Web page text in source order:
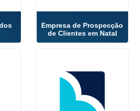
Empresa de Prospecção
de Clientes em Natal